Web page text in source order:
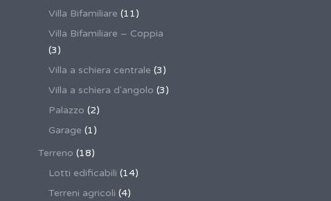
Villa Bifamiliare (11)
Villa Bifamiliare – Coppia
(3)
Villa a schiera centrale (3)
Villa a schiera d'angolo (3)
Palazzo (2)
Garage (1)
Terreno (18)
Lotti edificabili (14)
Terreni agricoli (4)